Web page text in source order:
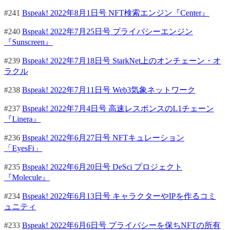
#241 Bspeak! 2022年8月1日号 NFT検索エンジン『Center』
#240 Bspeak! 2022年7月25日号 プライバシーエンジン
『Sunscreen』
#239 Bspeak! 2022年7月18日号 StarkNet上のオンチェーン・オ
ラクル
#238 Bspeak! 2022年7月11日号 Web3気象ネットワーク
#237 Bspeak! 2022年7月4日号 高速レスポンスのL1チェーン
『Linera』
#236 Bspeak! 2022年6月27日号 NFTキュレーション
「EyesFi」
#235 Bspeak! 2022年6月20日号 DeSci プロジェクト
『Molecule』
#234 Bspeak! 2022年6月13日号 キャラクターやIPを作るコミ
ュニティ
#233 Bspeak! 2022年6月6日号 プライバシーを保ちNFTの所有